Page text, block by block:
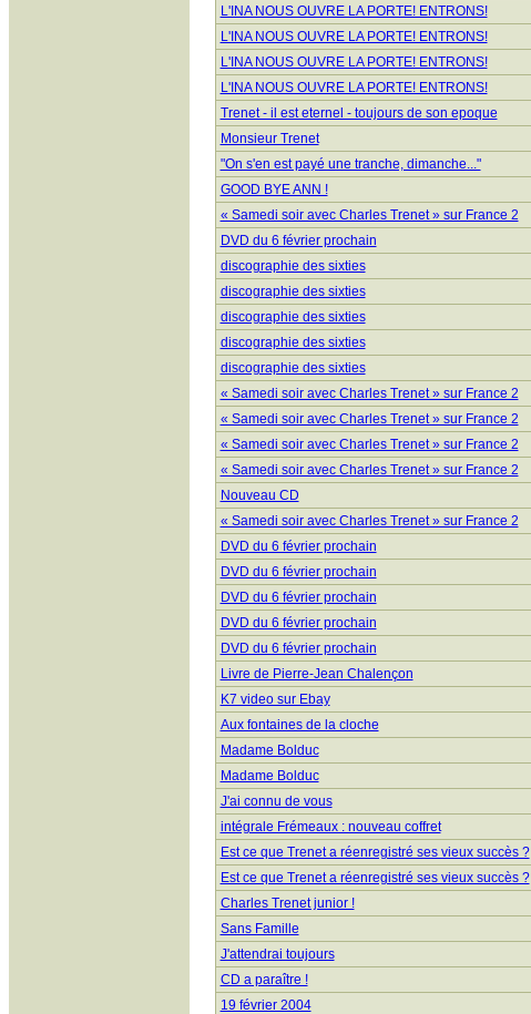
L'INA NOUS OUVRE LA PORTE! ENTRONS!
L'INA NOUS OUVRE LA PORTE! ENTRONS!
L'INA NOUS OUVRE LA PORTE! ENTRONS!
L'INA NOUS OUVRE LA PORTE! ENTRONS!
Trenet - il est eternel - toujours de son epoque
Monsieur Trenet
"On s'en est payé une tranche, dimanche..."
GOOD BYE ANN !
« Samedi soir avec Charles Trenet » sur France 2
DVD du 6 février prochain
discographie des sixties
discographie des sixties
discographie des sixties
discographie des sixties
discographie des sixties
« Samedi soir avec Charles Trenet » sur France 2
« Samedi soir avec Charles Trenet » sur France 2
« Samedi soir avec Charles Trenet » sur France 2
« Samedi soir avec Charles Trenet » sur France 2
Nouveau CD
« Samedi soir avec Charles Trenet » sur France 2
DVD du 6 février prochain
DVD du 6 février prochain
DVD du 6 février prochain
DVD du 6 février prochain
DVD du 6 février prochain
Livre de Pierre-Jean Chalençon
K7 video sur Ebay
Aux fontaines de la cloche
Madame Bolduc
Madame Bolduc
J'ai connu de vous
intégrale Frémeaux : nouveau coffret
Est ce que Trenet a réenregistré ses vieux succès ?
Est ce que Trenet a réenregistré ses vieux succès ?
Charles Trenet junior !
Sans Famille
J'attendrai toujours
CD a paraître !
19 février 2004